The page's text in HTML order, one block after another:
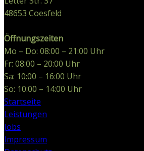
48653 Coesfeld
Öffnungszeiten
Mo – Do: 08:00 – 21:00 Uhr
Fr: 08:00 – 20:00 Uhr
Sa: 10:00 – 16:00 Uhr
So: 10:00 – 14:00 Uhr
Startseite
Leistungen
Jobs
Impressum